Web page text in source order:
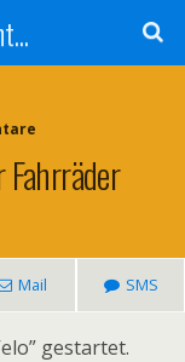
Fahrräder
Mail SMS
gestartet.